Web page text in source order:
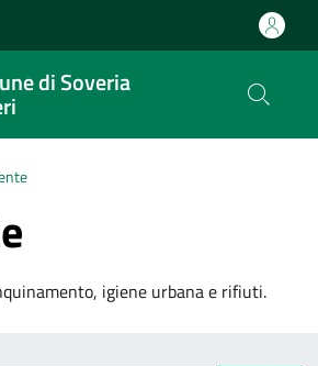
di Soveria
igiene urbana e rifiuti.
i servizi